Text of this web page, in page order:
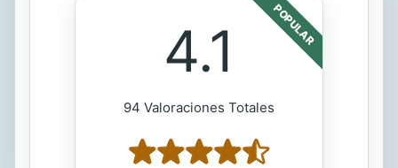
POPULAR
4.1
94 Valoraciones Totales